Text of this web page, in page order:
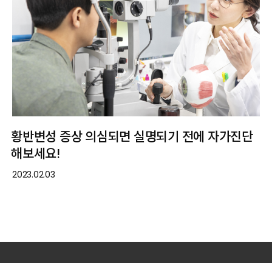
황반변성 증상 의심되면 실명되기 전에 자가진단
해보세요!
2023.02.03